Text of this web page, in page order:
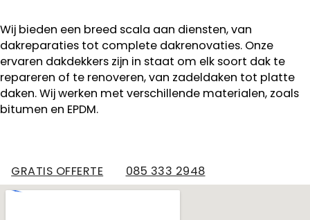
Wij bieden een breed scala aan diensten, van
dakreparaties tot complete dakrenovaties. Onze
ervaren dakdekkers zijn in staat om elk soort dak te
repareren of te renoveren, van zadeldaken tot platte
daken. Wij werken met verschillende materialen, zoals
bitumen en EPDM.
GRATIS OFFERTE 085 333 2948